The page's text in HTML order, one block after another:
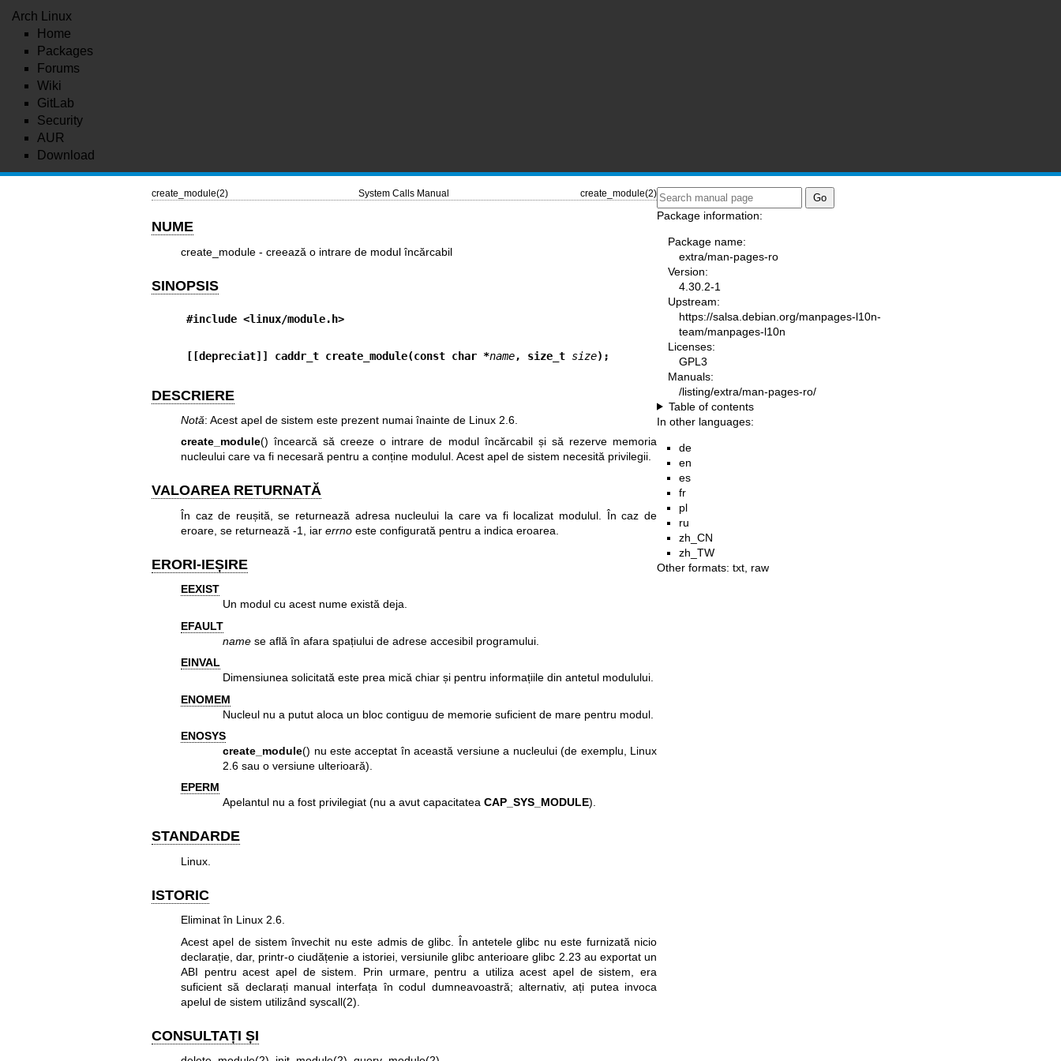
Arch Linux
Home
Packages
Forums
Wiki
GitLab
Security
AUR
Download
create_module(2) System Calls Manual create_module(2)
NUME
create_module - creează o intrare de modul încărcabil
SINOPSIS
#include <linux/module.h>
[[depreciat]] caddr_t create_module(const char *name, size_t size);
DESCRIERE
Notă: Acest apel de sistem este prezent numai înainte de Linux 2.6.
create_module() încearcă să creeze o intrare de modul încărcabil și să rezerve memoria
nucleului care va fi necesară pentru a conține modulul. Acest apel de sistem necesită privilegii.
VALOAREA RETURNATĂ
În caz de reușită, se returnează adresa nucleului la care va fi localizat modulul. În caz de
eroare, se returnează -1, iar errnoeste configurată pentru a indica eroarea.
ERORI-IEȘIRE
EEXIST
Un modul cu acest nume există deja.
EFAULT
name se află în afara spațiului de adrese accesibil programului.
EINVAL
Dimensiunea solicitată este prea mică chiar și pentru informațiile din antetul modulului.
ENOMEM
Nucleul nu a putut aloca un bloc contiguu de memorie suficient de mare pentru modul.
ENOSYS
create_module() nu este acceptat în această versiune a nucleului (de exemplu, Linux
2.6 sau o versiune ulterioară).
EPERM
Apelantul nu a fost privilegiat (nu a avut capacitateaCAP_SYS_MODULE).
STANDARDE
Linux.
ISTORIC
Eliminat în Linux 2.6.
Acest apel de sistem învechit nu este admis de glibc. În antetele glibc nu este furnizată nicio
declarație, dar, printr-o ciudățenie a istoriei, versiunile glibc anterioare glibc 2.23 au exportat un
ABI pentru acest apel de sistem. Prin urmare, pentru a utiliza acest apel de sistem, era
suficient să declarați manual interfața în codul dumneavoastră; alternativ, ați putea invoca
apelul de sistem utilizând syscall(2)
CONSULTAȚI ȘI
Package information:
Package name:
extra/man-pages-ro
Version:
4.30.2-1
Upstream:
https://salsa.debian.org/manpages-l10n-
team/manpages-l10n
Licenses:
GPL3
Manuals:
/listing/extra/man-pages-ro/
Table of contents
In other languages:
de
en
es
fr
pl
ru
zh_CN
zh_TW
Other formats: txt raw